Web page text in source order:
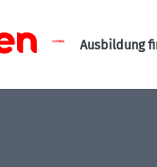
Ausbildung